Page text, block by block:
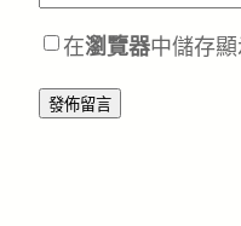
在瀏覽器中儲存